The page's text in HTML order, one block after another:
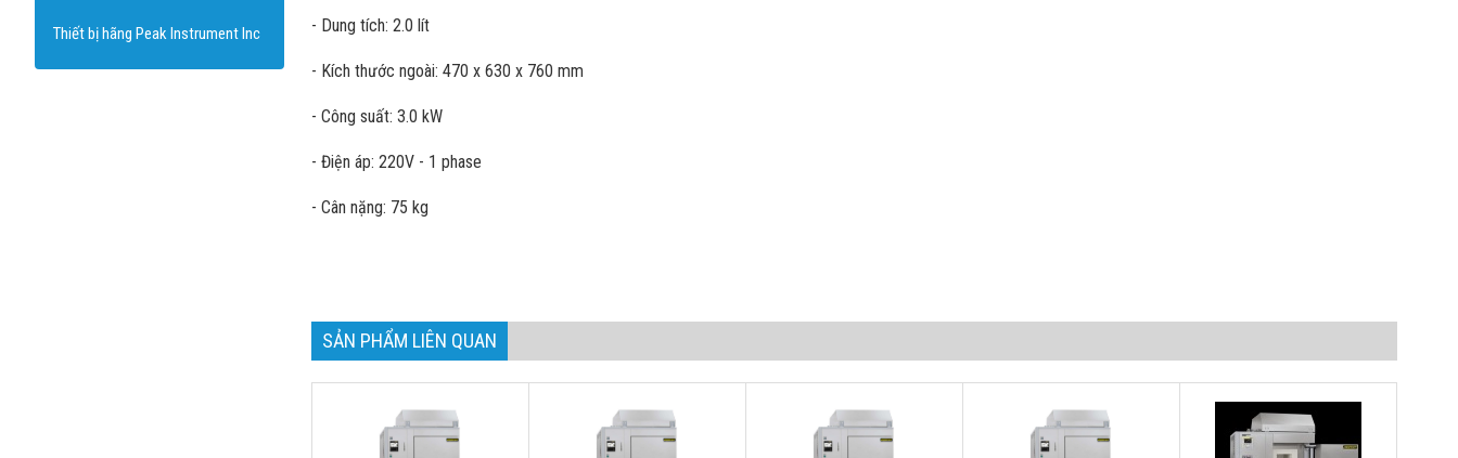
Thiết bị hãng Peak Instrument Inc - Dung tích: 2.0 lít
- Kích thước ngoài: 470 x 630 x 760 mm
- Công suất: 3.0 kW
- Điện áp: 220V - 1 phase
- Cân nặng: 75 kg
SẢN PHẨM LIÊN QUAN